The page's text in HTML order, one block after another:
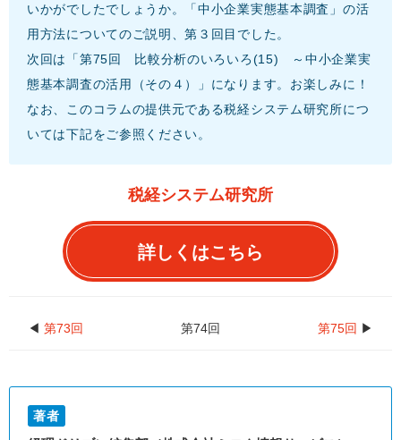
いかがでしたでしょうか。「中小企業実態基本調査」の活
用方法についてのご説明、第３回目でした。
次回は「第75回 比較分析のいろいろ(15) ～中小企業実
態基本調査の活用（その４）」になります。お楽しみに！
なお、このコラムの提供元である税経システム研究所につ
いては下記をご参照ください。
税経システム研究所
詳しくはこちら
◀第73回 第74回 第75回 ▶
著者